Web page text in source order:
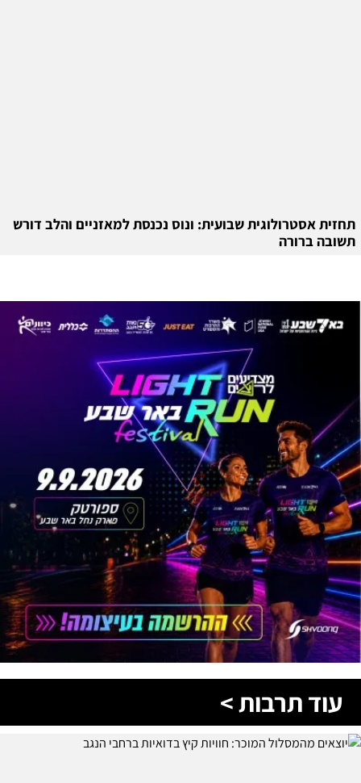
תחזית אסטרולוגית שבועית: ונוס נכנסת למאזניים והלב דורש
תשובה ברורה
עוד תרבות >